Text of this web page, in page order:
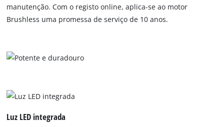
manutenção. Com o registo online, aplica-se ao motor
Brushless uma promessa de serviço de 10 anos.
Luz LED integrada